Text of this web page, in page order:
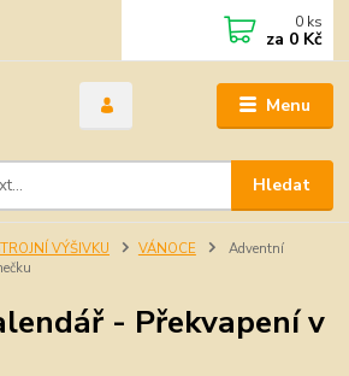
Menu
Hledat
0 ks
za 0 Kč
VÝŠIVKU VÁNOCE
Adventní
- Překvapení v